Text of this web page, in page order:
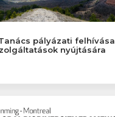
pályázati felhívása
nyújtására